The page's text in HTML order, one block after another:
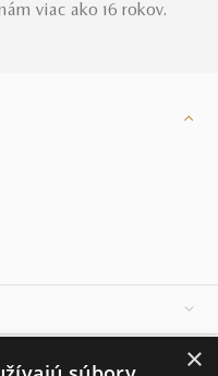
viac ako 16 rokov.
×